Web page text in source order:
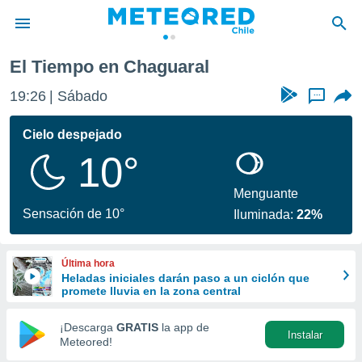
de
por
se
calidad.
a este
las
y
forma
digital
basada
El Tiempo en Chaguaral
19:26 Sábado ...
Cielo despejado
10°
Sensación de 10°
Menguante
Iluminada:22%
Última hora
Heladas iniciales darán paso a un ciclón que
promete lluvia en la zona central
¡Descarga GRATIS la app de
Meteored!
Instalar